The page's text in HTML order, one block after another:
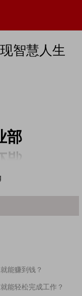
智慧人生
部
能赚到钱？
能轻松完成工作？